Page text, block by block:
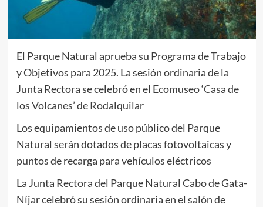
El Parque Natural aprueba su Programa de Trabajo
y Objetivos para 2025. La sesión ordinaria de la
Junta Rectora se celebró en el Ecomuseo ‘Casa de
los Volcanes’ de Rodalquilar
Los equipamientos de uso público del Parque
Natural serán dotados de placas fotovoltaicas y
puntos de recarga para vehículos eléctricos
La Junta Rectora del Parque Natural Cabo de Gata-
Níjar celebró su sesión ordinaria en el salón de